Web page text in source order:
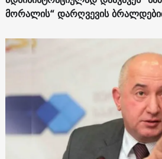
მორალის“ დარღვევის